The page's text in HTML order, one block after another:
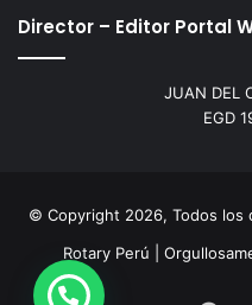
Director – Editor Portal
JUAN DEL
EGD
© Copyright 2026, Todos
Rotary Perú |